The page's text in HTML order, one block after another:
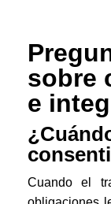
sobre
e
Cuando el